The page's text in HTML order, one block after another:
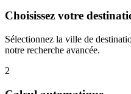
Choisissez votre
Sélectionnez la ville de
notre recherche avancée.
2